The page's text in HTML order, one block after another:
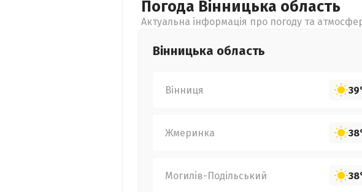
Погода Вінницька область
Актуальна інформація про погоду та
Вінницька область
Вінниця
Жмеринка
Могилів-Подільський